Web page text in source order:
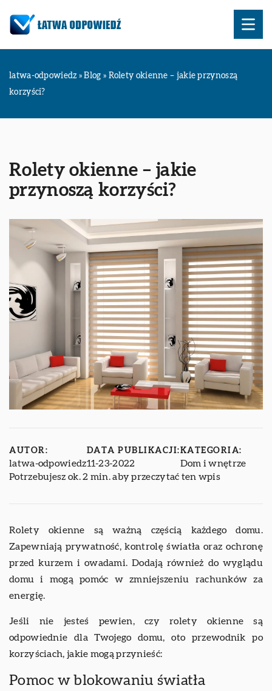
latwa-odpowiedz »Blog » Rolety okienne – jakie przynoszą
korzyści?
Rolety okienne – jakie
przynoszą korzyści?
AUTOR:
latwa-odpowiedz
DATA PUBLIKACJI:
11-23-2022
KATEGORIA:
Dom i wnętrze
Potrzebujesz ok. 2 min. aby przeczytać ten wpis
Rolety okienne są ważną częścią każdego domu.
Zapewniają prywatność, kontrolę światła oraz ochronę
przed kurzem i owadami. Dodają również do wyglądu
domu i mogą pomóc w zmniejszeniu rachunków za
energię.
Jeśli nie jesteś pewien, czy rolety okienne są
odpowiednie dla Twojego domu, oto przewodnik po
korzyściach, jakie mogą przynieść:
Pomoc w blokowaniu światła